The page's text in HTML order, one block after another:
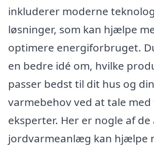
inkluderer moderne
løsninger, som kan hjælpe
optimere energiforbruget.
en bedre idé om, hvilke
passer bedst til dit hus og din
varmebehov ved at tale
eksperter. Her er nogle af de
jordvarmeanlæg kan hjælpe